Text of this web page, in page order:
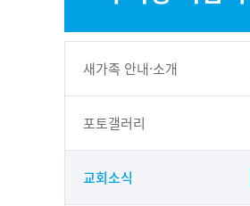
새가족 안내·소개
포토갤러리
교회소식